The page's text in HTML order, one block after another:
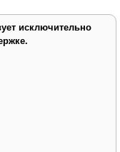
исключительно